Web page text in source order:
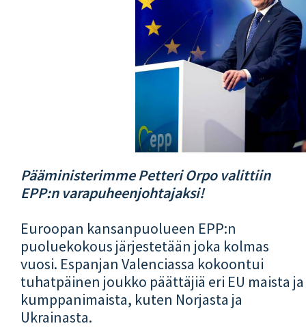
Pääministerimme Petteri Orpo valittiin
EPP:n varapuheenjohtajaksi!
Euroopan kansanpuolueen EPP:n
puoluekokous järjestetään joka kolmas
vuosi. Espanjan Valenciassa kokoontui
tuhatpäinen joukko päättäjiä eri EU maista ja
kumppanimaista, kuten Norjasta ja
Ukrainasta.